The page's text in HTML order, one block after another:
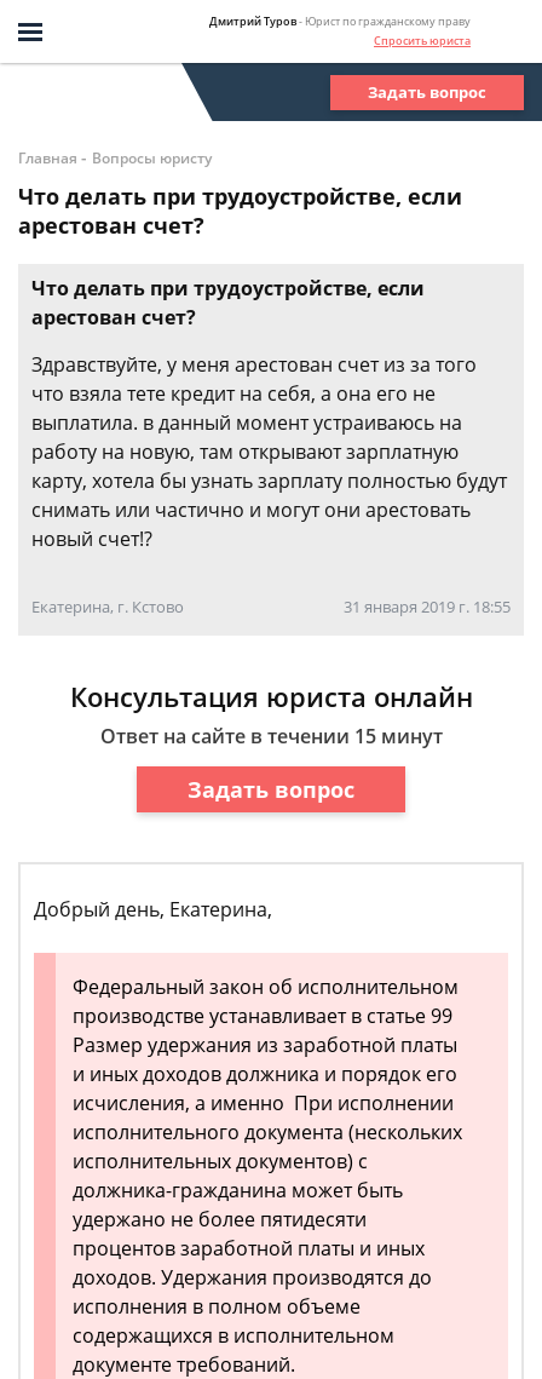
Дмитрий Туров- Юрист по гражданскому праву
Спросить юриста
Задать вопрос
Главная - Вопросы юристу
Что делать при трудоустройстве, если
арестован счет?
Что делать при трудоустройстве, если
арестован счет?
Здравствуйте, у меня арестован счет из за того
что взяла тете кредит на себя, а она его не
выплатила. в данный момент устраиваюсь на
работу на новую, там открывают зарплатную
карту, хотела бы узнать зарплату полностью будут
снимать или частично и могут они арестовать
новый счет!?
Екатерина, г. Кстово 31 января 2019 г. 18:55
Консультация юриста онлайн
Ответ на сайте в течении 15 минут
Задать вопрос
Добрый день, Екатерина,
Федеральный закон об исполнительном
производстве устанавливает в статье 99
Размер удержания из заработной платы
и иных доходов должника и порядок его
исчисления, а именно При исполнении
исполнительного документа (нескольких
исполнительных документов) с
должника-гражданина может быть
удержано не более пятидесяти
процентов заработной платы и иных
доходов. Удержания производятся до
исполнения в полном объеме
содержащихся в исполнительном
документе требований.